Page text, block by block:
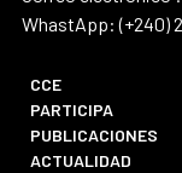
WhastApp: (+240)
CCE
PARTICIPA
PUBLICACIONES
ACTUALIDAD